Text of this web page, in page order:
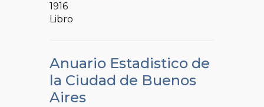
1916
Libro
Anuario Estadistico de
la Ciudad de Buenos
Aires